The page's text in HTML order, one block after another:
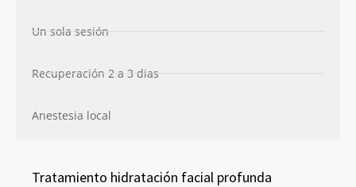
Un sola sesión
Recuperación 2 a 3 dias
Anestesia local
Tratamiento hidratación facial profunda